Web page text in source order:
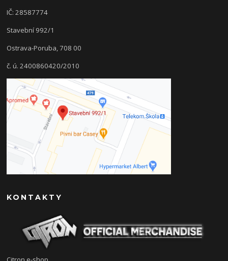
IČ: 28587774
Stavební 992/1
Ostrava-Poruba, 708 00
č. ú. 2400860420/2010
KONTAKTY